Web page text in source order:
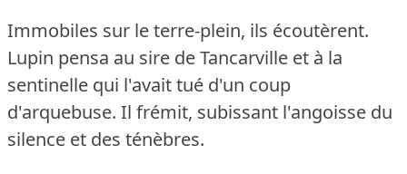
Immobiles sur le terre-plein, ils écoutèrent.
Lupin pensa au sire de Tancarville et à la
sentinelle qui l'avait tué d'un coup
d'arquebuse. Il frémit, subissant l'angoisse du
silence et des ténèbres.